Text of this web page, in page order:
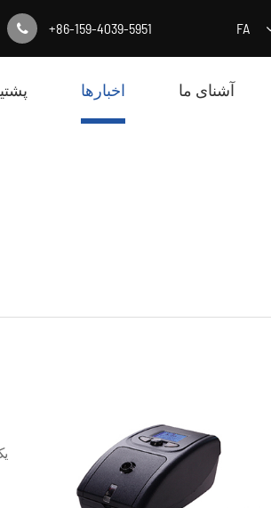
FA
+86-159-4039-5951
اخبارها آشنای ما